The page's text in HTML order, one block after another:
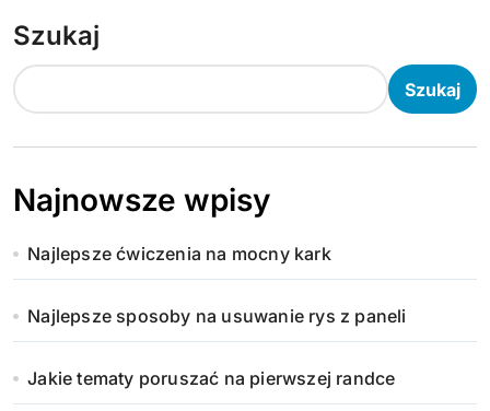
Szukaj
Szukaj
Najnowsze wpisy
Najlepsze ćwiczenia na mocny kark
Najlepsze sposoby na usuwanie rys z paneli
Jakie tematy poruszać na pierwszej randce